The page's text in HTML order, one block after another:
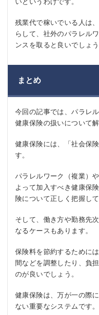
残業代で稼いでいる人は
らして、社外のパラレル
ンスを取ると良いでしょう
まとめ
今回の記事では、パラレ
健康保険の扱いについて解
健康保険には、「社会保
す。
パラレルワーク（複業）
よって加入すべき健康保
険について正しく把握し
そして、働き方や勤務先
なるケースもあります。
保険料を節約するために
間などを調整したり、負
のが良いでしょう。
健康保険は、万が一の際
ない重要なシステムです。